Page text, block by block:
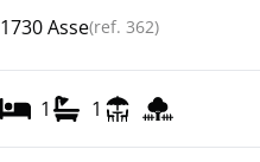
1730 Asse(ref. 362)
1 1